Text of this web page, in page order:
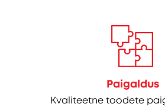
Paigaldus
Kvaliteetne toodete